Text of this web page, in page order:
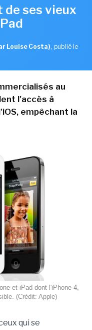
ses vieux
Louise Costa) , publié le
au
l'accès à
empêchant la
et iPad dont l'iPhone 4,
(Crédit: Apple)
qui se